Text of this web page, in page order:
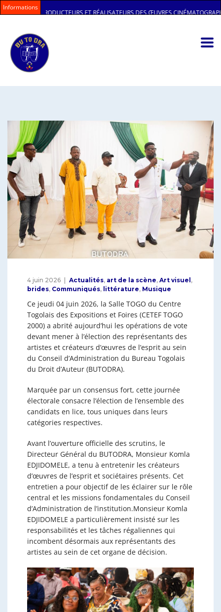
Informations
ET RÉALISATEURS DES ŒUVRES CINÉMATOGRAPHIQUES AU
4 juin 2026 Actualités, art de la scène, Art visuel,
brides, Communiqués, littérature, Musique
Ce jeudi 04 juin 2026, la Salle TOGO du Centre
Togolais des Expositions et Foires (CETEF TOGO
2000) a abrité aujourd’hui les opérations de vote
devant mener à l’élection des représentants des
artistes et créateurs d’œuvres de l’esprit au sein
du Conseil d’Administration du Bureau Togolais
du Droit d’Auteur (BUTODRA).
Marquée par un consensus fort, cette journée
électorale consacre l’élection de l’ensemble des
candidats en lice, tous uniques dans leurs
catégories respectives.
​Avant l’ouverture officielle des scrutins, le
Directeur Général du BUTODRA, Monsieur Komla
EDJIDOMELE, a tenu à entretenir les créateurs
d’œuvres de l’esprit et sociétaires présents. Cet
entretien a pour objectif de les éclairer sur le rôle
central et les missions fondamentales du Conseil
d’Administration de l’institution.​Monsieur Komla
EDJIDOMELE a particulièrement insisté sur les
responsabilités et les tâches régaliennes qui
incombent désormais aux représentants des
artistes au sein de cet organe de décision.